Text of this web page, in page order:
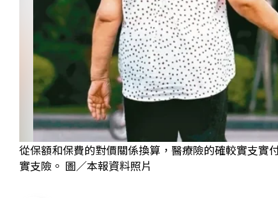
從保額和保費的對價關係換算，醫療險的確較實支實
實支險。 圖／本報資料照片